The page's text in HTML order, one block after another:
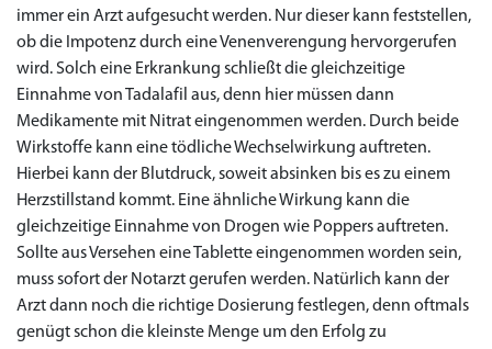
immer ein Arzt aufgesucht werden. Nur dieser kann feststellen,
ob die Impotenz durch eine Venenverengung hervorgerufen
wird. Solch eine Erkrankung schließt die gleichzeitige
Einnahme von Tadalafil aus, denn hier müssen dann
Medikamente mit Nitrat eingenommen werden. Durch beide
Wirkstoffe kann eine tödliche Wechselwirkung auftreten.
Hierbei kann der Blutdruck, soweit absinken bis es zu einem
Herzstillstand kommt. Eine ähnliche Wirkung kann die
gleichzeitige Einnahme von Drogen wie Poppers auftreten.
Sollte aus Versehen eine Tablette eingenommen worden sein,
muss sofort der Notarzt gerufen werden. Natürlich kann der
Arzt dann noch die richtige Dosierung festlegen, denn oftmals
genügt schon die kleinste Menge um den Erfolg zu